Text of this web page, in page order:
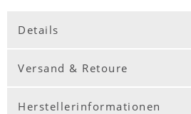
Details
Versand & Retoure
Herstellerinformationen